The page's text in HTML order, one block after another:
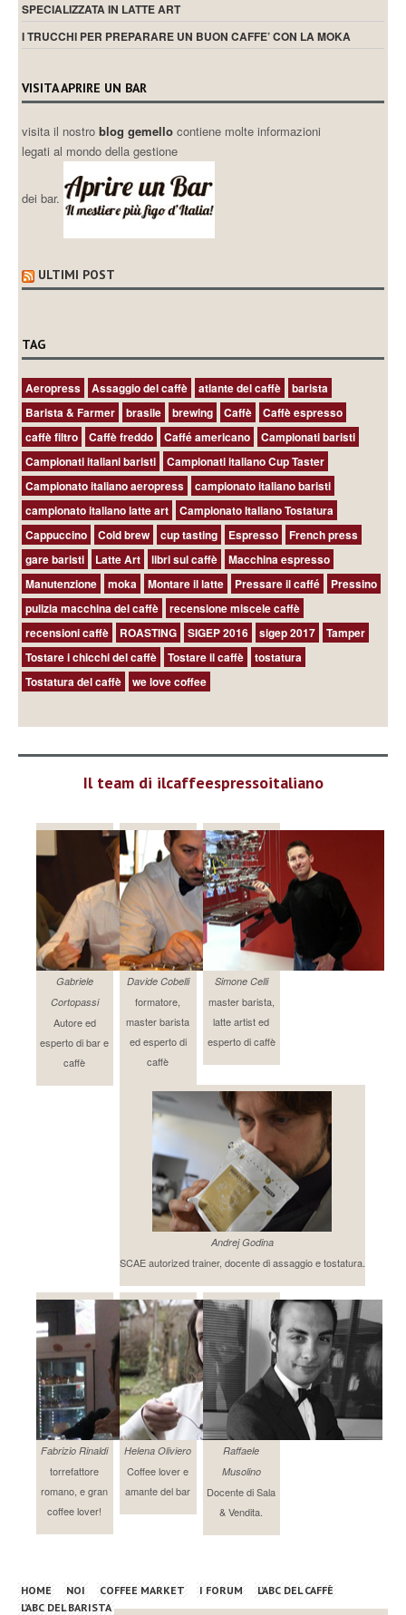
SPECIALIZZATA IN LATTE ART
I TRUCCHI PER PREPARARE UN BUON CAFFE’ CON LA MOKA
VISITA APRIRE UN BAR
visita il nostroblog gemellocontiene molte informazioni
legati al mondo della gestione
dei bar.
ULTIMI POST
TAG
Aeropress Assaggio del caffè atlante del caffè
barista
Barista & Farmer
brasile brewing Caffè
Caffè espresso
caffè filtro
Caffè freddo Caffé americano
Campionati baristi
Campionati italiani baristi
Campionati italiano Cup Taster
Campionato italiano aeropress
campionato italiano baristi
campionato italiano latte art
Campionato Italiano Tostatura
Cappuccino
Cold brew cup tasting Espresso
French press
gare baristi
Latte Art libri sul caffè
Macchina espresso
Manutenzione
moka Montare il latte Pressare il caffé
Pressino
pulizia macchina del caffè
recensione miscele caffè
recensioni caffè
ROASTING SIGEP 2016 sigep 2017
Tamper
Tostare i chicchi del caffè
Tostare il caffè
tostatura
Tostatura del caffè
we love coffee
Il team di ilcaffeespressoitaliano
Gabriele
Cortopassi
Autore ed
esperto di bar e
caffè
Davide Cobelli
formatore,
master barista
ed esperto di
caffè
Simone Celli
master barista,
latte artist ed
esperto di caffè
Andrej Godina
SCAE autorized trainer, docente di assaggio e tostatura.
Fabrizio Rinaldi
torrefattore
romano, e gran
coffee lover!
Helena Oliviero
Coffee lover e
amante del bar
Raffaele
Musolino
Docente di Sala
& Vendita.
HOME NOI COFFEE MARKET I FORUM
L’ABC DEL CAFFÈ
L’ABC DEL BARISTA